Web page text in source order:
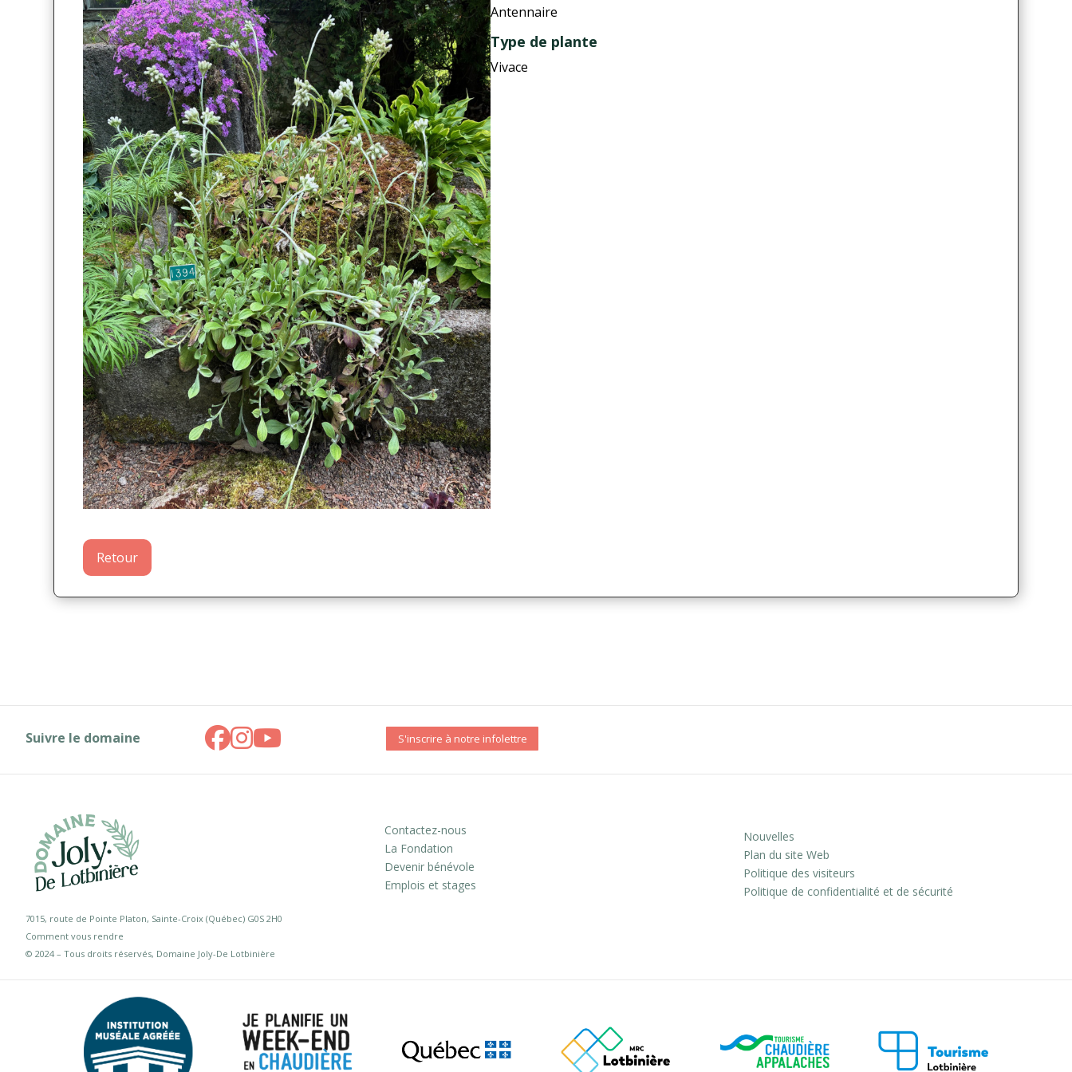
Antennaire
Type de plante
Vivace
Retour
Suivre le domaine S'inscrire à notre infolettre
7015, route de Pointe Platon, Sainte-Croix (Québec) G0S 2H0
Comment vous rendre
© 2024 – Tous droits réservés, Domaine Joly-De Lotbinière
Contactez-nous
La Fondation
Devenir bénévole
Emplois et stages
Nouvelles
Plan du site Web
Politique des visiteurs
Politique de confidentialité et de sécurité